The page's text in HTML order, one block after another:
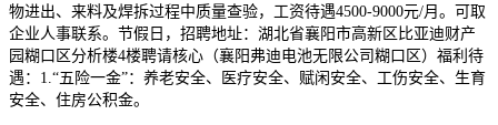
物进出、来料及焊拆过程中质量查验，工资待遇4500-9000元/月。可取
企业人事联系。节假日，招聘地址：湖北省襄阳市高新区比亚迪财产
园糊口区分析楼4楼聘请核心（襄阳弗迪电池无限公司糊口区）福利待
遇：1.“五险一金”：养老安全、医疗安全、赋闲安全、工伤安全、生育
安全、住房公积金。